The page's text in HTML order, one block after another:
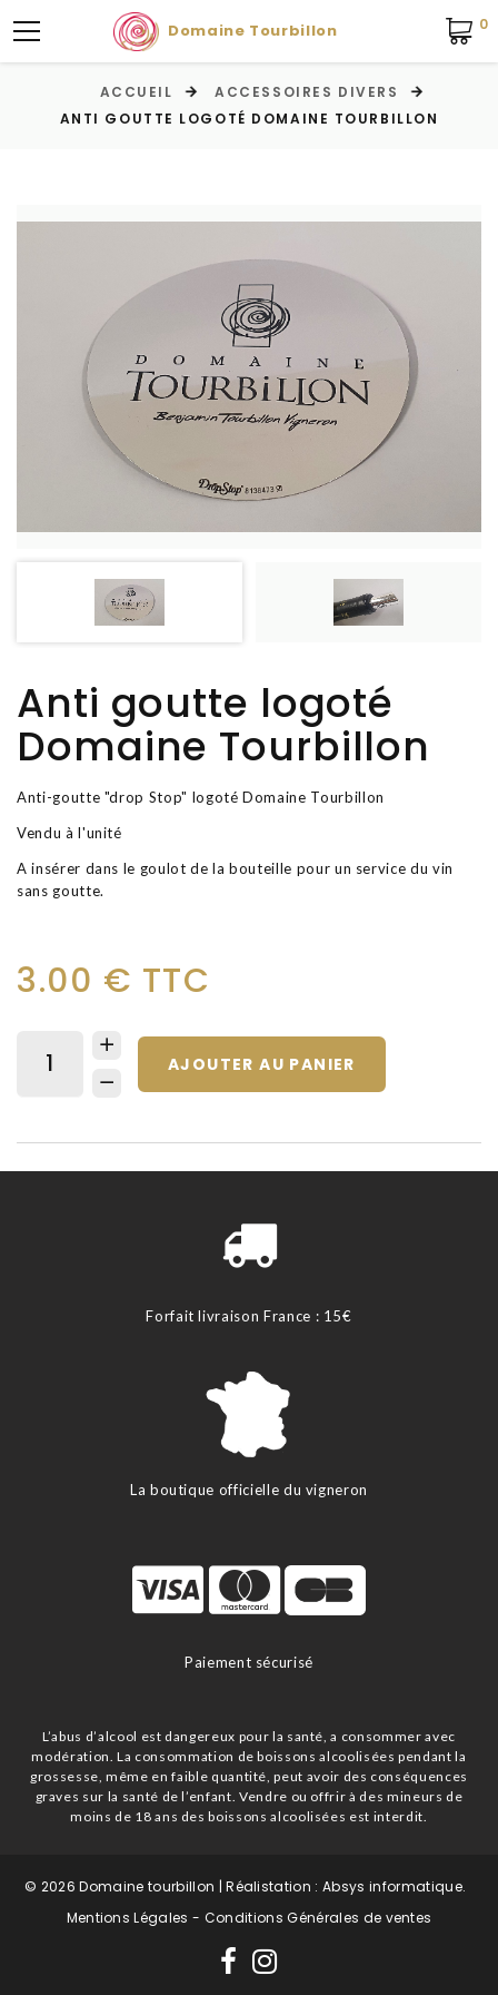
Domaine Tourbillon 0
ACCUEIL
ACCESSOIRES DIVERS
ANTI GOUTTE LOGOTÉ DOMAINE TOURBILLON
Anti goutte logoté
Domaine Tourbillon
Anti-goutte "drop Stop" logoté Domaine Tourbillon
Vendu à l'unité
A insérer dans le goulot de la bouteille pour un service du vin
sans goutte.
3.00 € TTC
AJOUTER AU PANIER
Forfait livraison France : 15€
La boutique officielle du vigneron
Paiement sécurisé
L’abus d’alcool est dangereux pour la santé, a consommer avec
modération. La consommation de boissons alcoolisées pendant la
grossesse, même en faible quantité, peut avoir des conséquences
graves sur la santé de l’enfant. Vendre ou offrir à des mineurs de
moins de 18 ans des boissons alcoolisées est interdit.
© 2026 Domaine tourbillon | Réalistation :Absys informatique.
Mentions Légales - Conditions Générales de ventes